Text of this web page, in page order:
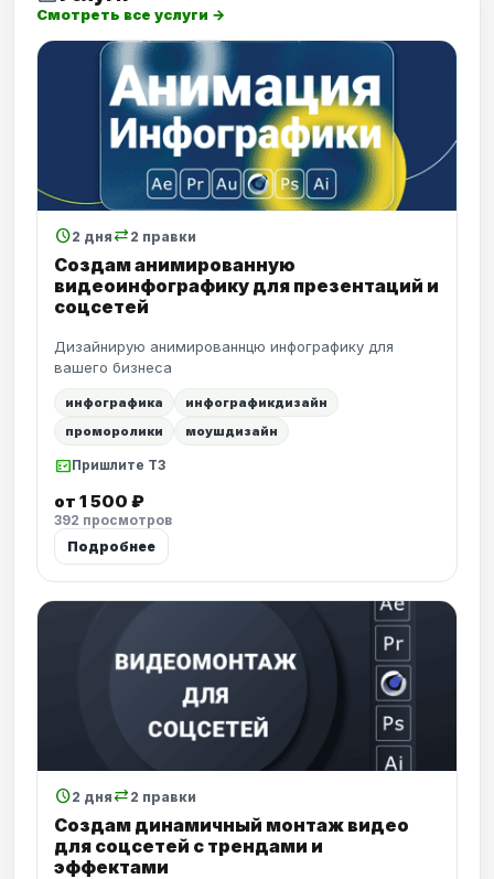
Смотреть все услуги →
schedule2 дня sync_alt 2 правки
Создам анимированную
видеоинфографику для презентаций и
соцсетей
Дизайнирую анимированнцю инфографику для
вашего бизнеса
инфографика
инфографикдизайн
проморолики
моушдизайн
fact_checkПришлите ТЗ
от 1 500 ₽
392 просмотров
Подробнее
schedule2 дня sync_alt 2 правки
Создам динамичный монтаж видео
для соцсетей с трендами и
эффектами